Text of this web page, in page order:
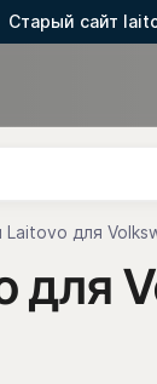
Старый сайт
для
для